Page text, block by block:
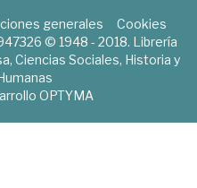
generales
Cookies
© 1948 - 2018. Librería
Ciencias Sociales, Historia y
OPTYMA